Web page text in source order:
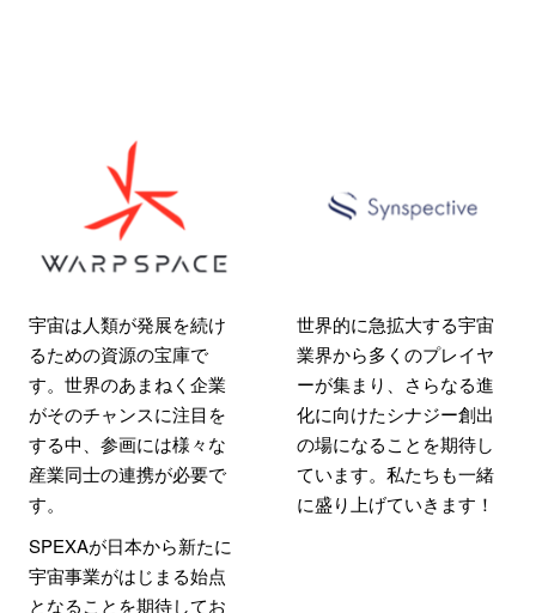
宇宙は人類が発展を続け
るための資源の宝庫で
す。世界のあまねく企業
がそのチャンスに注目を
する中、参画には様々な
産業同士の連携が必要で
す。
SPEXAが日本から新たに
宇宙事業がはじまる始点
となることを期待してお
世界的に急拡大する宇宙
業界から多くのプレイヤ
ーが集まり、さらなる進
化に向けたシナジー創出
の場になることを期待し
ています。私たちも一緒
に盛り上げていきます！